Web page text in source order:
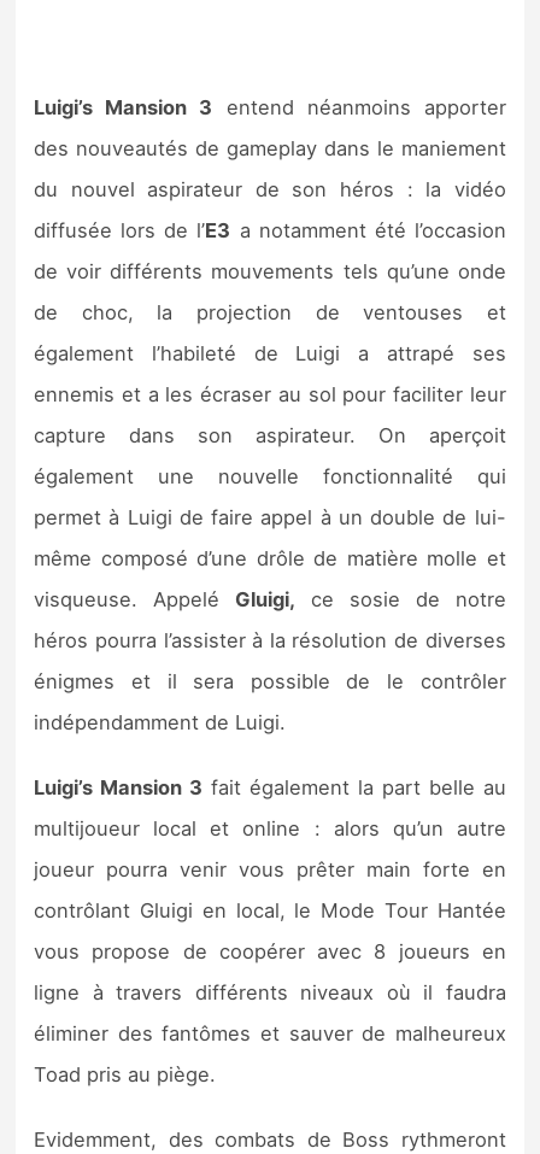
Luigi’s Mansion 3 entend néanmoins apporter
des nouveautés de gameplay dans le maniement
du nouvel aspirateur de son héros : la vidéo
diffusée lors de l’E3 a notamment été l’occasion
de voir différents mouvements tels qu’une onde
de choc, la projection de ventouses et
également l’habileté de Luigi a attrapé ses
ennemis et a les écraser au sol pour faciliter leur
capture dans son aspirateur. On aperçoit
également une nouvelle fonctionnalité qui
permet à Luigi de faire appel à un double de lui-
même composé d’une drôle de matière molle et
visqueuse. Appelé Gluigi, ce sosie de notre
héros pourra l’assister à la résolution de diverses
énigmes et il sera possible de le contrôler
indépendamment de Luigi.
Luigi’s Mansion 3 fait également la part belle au
multijoueur local et online : alors qu’un autre
joueur pourra venir vous prêter main forte en
contrôlant Gluigi en local, le Mode Tour Hantée
vous propose de coopérer avec 8 joueurs en
ligne à travers différents niveaux où il faudra
éliminer des fantômes et sauver de malheureux
Toad pris au piège.
Evidemment, des combats de Boss rythmeront